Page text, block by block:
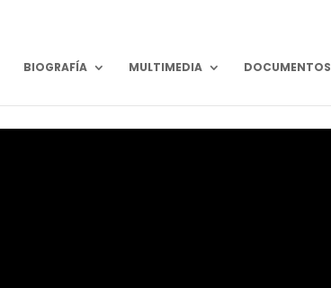
BIOGRAFÍA MULTIMEDIA DOCUMENTOS